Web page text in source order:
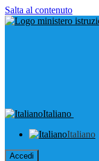
Salta al contenuto
Italiano
Italiano
Accedi